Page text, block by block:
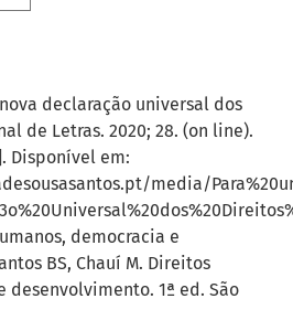
declaração universal dos
de Letras. 2020; 28. (on line).
Disponível em:
media/
democracia e
BS, Chauí M. Direitos
desenvolvimento. 1ª ed. São